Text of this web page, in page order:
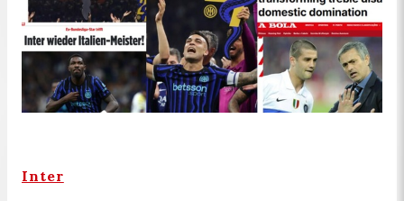
Inter